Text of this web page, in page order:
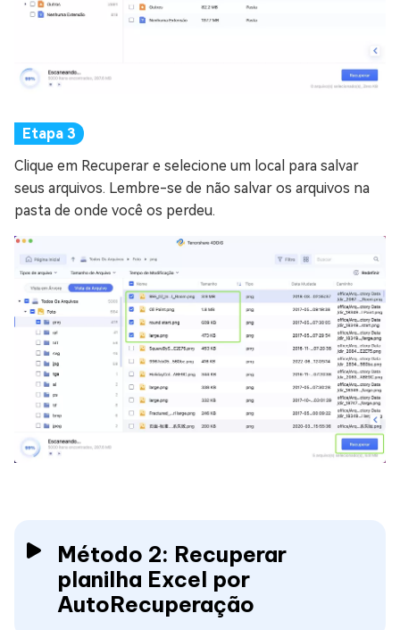
Clique em Recuperar e selecione um local para salvar
seus arquivos. Lembre-se de não salvar os arquivos na
pasta de onde você os perdeu.
Método 2: Recuperar
planilha Excel por
AutoRecuperação